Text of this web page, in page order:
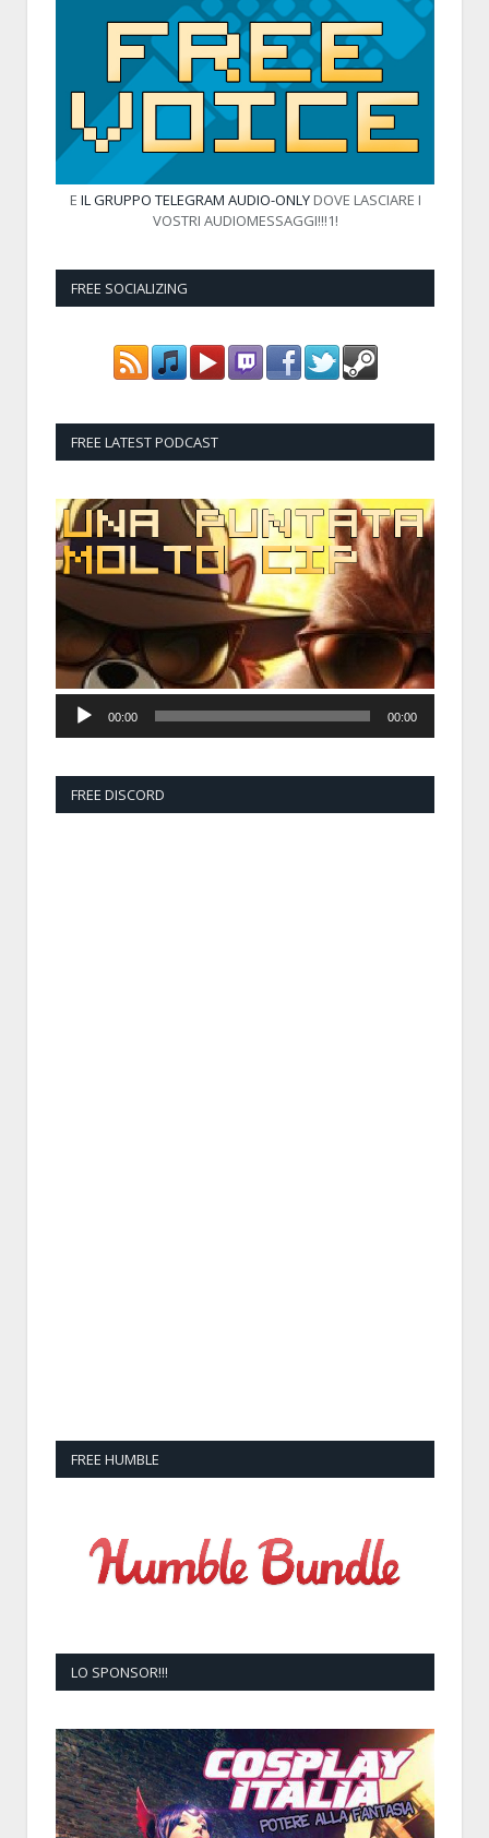
E IL GRUPPO TELEGRAM AUDIO-ONLYDOVE LASCIARE I
VOSTRI AUDIOMESSAGGI!!!1!
FREE SOCIALIZING
FREE LATEST PODCAST
Audio
Player
00:00 00:00
FREE DISCORD
FREE HUMBLE
LO SPONSOR!!!